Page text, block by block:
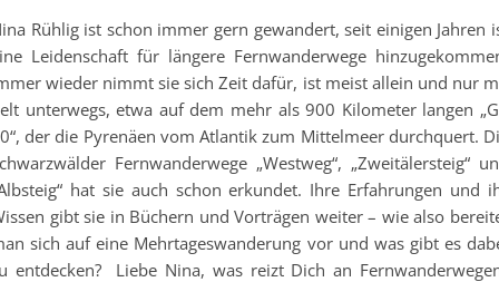
Rühlig ist schon immer gern gewandert, seit einigen Jahren
Leidenschaft für längere Fernwanderwege
wieder nimmt sie sich Zeit dafür, ist meist allein und nur
unterwegs, etwa auf dem mehr als 900 Kilometer langen
der die Pyrenäen vom Atlantik zum Mittelmeer durchquert.
Fernwanderwege „Westweg“, „Zweitälersteig“
hat sie auch schon erkundet. Ihre Erfahrungen und
gibt sie in Büchern und Vorträgen weiter – wie also
sich auf eine Mehrtageswanderung vor und was gibt es
entdecken? Liebe Nina, was reizt Dich an